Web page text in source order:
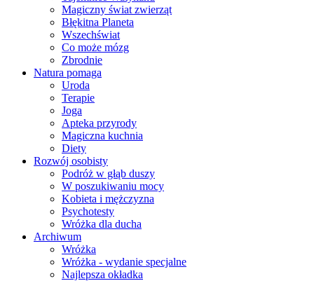
Magiczny świat zwierząt
Błękitna Planeta
Wszechświat
Co może mózg
Zbrodnie
Natura pomaga
Uroda
Terapie
Joga
Apteka przyrody
Magiczna kuchnia
Diety
Rozwój osobisty
Podróż w głąb duszy
W poszukiwaniu mocy
Kobieta i mężczyzna
Psychotesty
Wróżka dla ducha
Archiwum
Wróżka
Wróżka - wydanie specjalne
Najlepsza okładka